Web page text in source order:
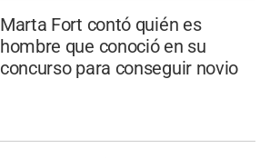
Marta Fort contó quién es
hombre que conoció en su
concurso para conseguir novio